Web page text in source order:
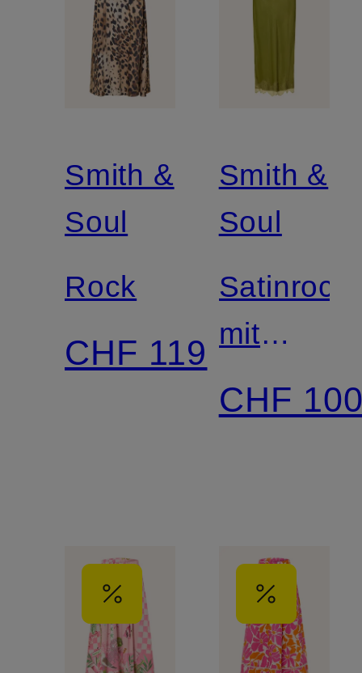
Smith &
Soul
Rock
CHF 119
Smith &
Soul
Satinrock
mit
Spitze
CHF